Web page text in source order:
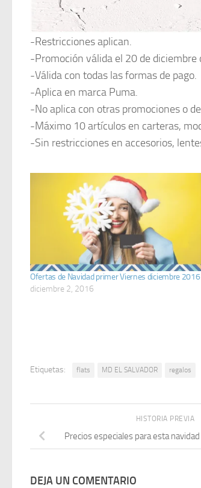
-Restricciones aplican.
-Promoción válida el 20 de diciembre
-Válida con todas las formas de pago.
-Aplica en marca Puma.
-No aplica con otras promociones o
-Máximo 10 artículos en carteras,
-Sin restricciones en accesorios,
Ofertas de Navidad primer Viernes diciembre 2016
diciembre 2, 2016
Etiquetas: flats MD EL SALVADOR regalos
HISTORIA PREVIA
Precios especiales para esta
DEJA UN COMENTARIO